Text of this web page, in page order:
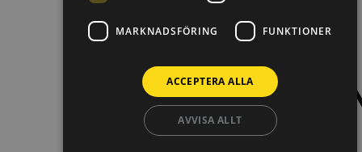
MARKNADSFÖRING FUNKTIONER
ACCEPTERA ALLA
AVVISA ALLT